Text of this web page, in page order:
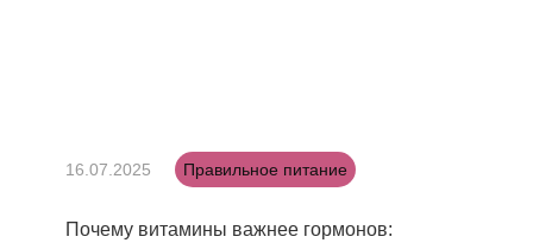
16.07.2025 Правильное питание
Почему витамины важнее гормонов: